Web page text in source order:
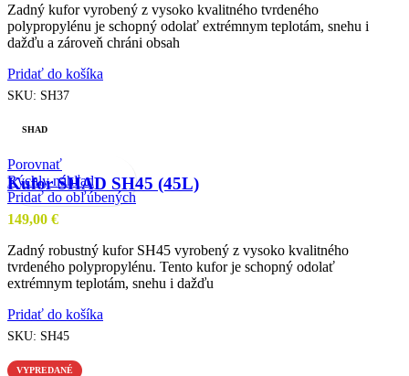
Zadný kufor vyrobený z vysoko kvalitného tvrdeného
polypropylénu je schopný odolať extrémnym teplotám, snehu i
dažďu a zároveň chráni obsah
Pridať do košíka
SKU: SH37
SHAD
Porovnať
Rýchly náhľad
Pridať do obľúbených
Kufor SHAD SH45 (45L)
149,00 €
Zadný robustný kufor SH45 vyrobený z vysoko kvalitného
tvrdeného polypropylénu. Tento kufor je schopný odolať
extrémnym teplotám, snehu i dažďu
Pridať do košíka
SKU: SH45
VYPREDANÉ